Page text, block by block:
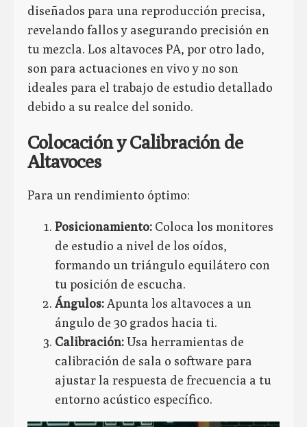
diseñados para una reproducción precisa,
revelando fallos y asegurando precisión en
tu mezcla. Los altavoces PA, por otro lado,
son para actuaciones en vivo y no son
ideales para el trabajo de estudio detallado
debido a su realce del sonido.
Colocación y Calibración de
Altavoces
Para un rendimiento óptimo:
Posicionamiento: Coloca los monitores
de estudio a nivel de los oídos,
formando un triángulo equilátero con
tu posición de escucha.
Ángulos:Apunta los altavoces a un
ángulo de 30 grados hacia ti.
Calibración:Usa herramientas de
calibración de sala o software para
ajustar la respuesta de frecuencia a tu
entorno acústico específico.